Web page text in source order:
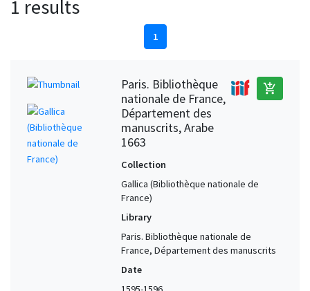
1 results
1
Paris. Bibliothèque
nationale de France,
Département des
manuscrits, Arabe
1663
add_shopping_cart
Collection
Gallica (Bibliothèque nationale de
France)
Library
Paris. Bibliothèque nationale de
France, Département des manuscrits
Date